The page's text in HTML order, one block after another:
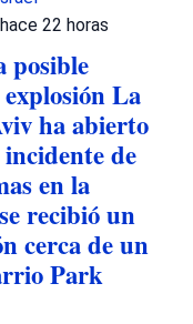
hace 22 horas
posible
La
ha abierto
de
en la
recibió un
cerca de un
Park